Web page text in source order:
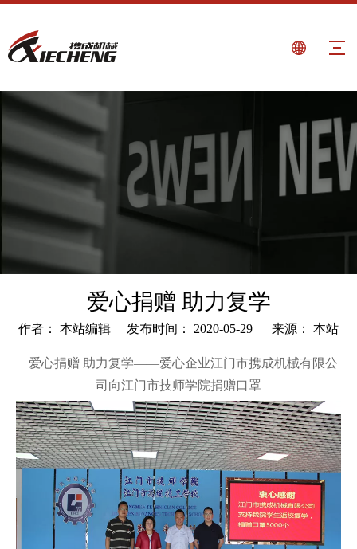
爱心捐赠 助力复学
作者： 本站编辑 发布时间： 2020-05-29 来源： 本站
["wechat","weibo","qzone","douban","email"]
爱心捐赠 助力复学——爱心企业江门市携成机械有限公
司向江门市技师学院捐赠口罩